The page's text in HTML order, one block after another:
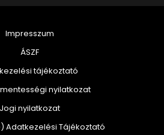
Impresszum
ÁSZF
tájékoztató
nyilatkozat
Jogi nyilatkozat
Adatkezelési Tájékoztató